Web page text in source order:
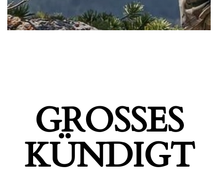
GROSSES K
ÜNDIGT S